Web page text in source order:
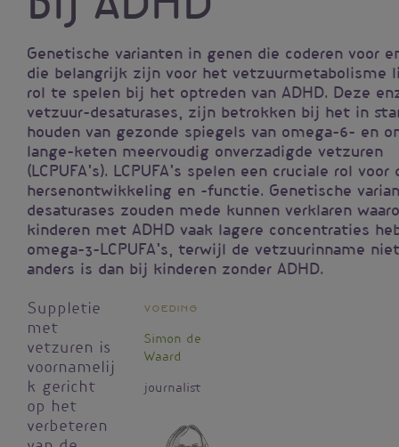
bij ADHD
Genetische varianten in genen die coderen voor
die belangrijk zijn voor het vetzuurmetabolisme
rol te spelen bij het optreden van ADHD. Deze
vetzuur-desaturases, zijn betrokken bij het in
houden van gezonde spiegels van omega-6- en
lange-keten meervoudig onverzadigde vetzuren
(LCPUFA’s). LCPUFA’s spelen een cruciale rol voor
hersenontwikkeling en -functie. Genetische
desaturases zouden mede kunnen verklaren
kinderen met ADHD vaak lagere concentraties
omega-3-LCPUFA’s, terwijl de vetzuurinname niet
anders is dan bij kinderen zonder ADHD.
Suppletie
met
vetzuren is
voornamelij
k gericht
op het
verbeteren
Voeding
Simon de
Waard
journalist